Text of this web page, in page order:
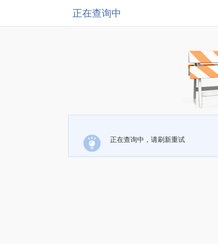
正在查询中
正在查询中，请刷新重试